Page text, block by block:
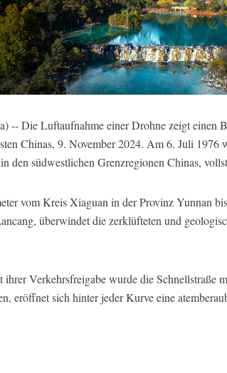
Die Luftaufnahme einer Drohne zeigt einen
Chinas, 9. November 2024. Am 6. Juli
den südwestlichen Grenzregionen Chinas,
vom Kreis Xiaguan in der Provinz Yunnan
überwindet die zerklüfteten und
ihrer Verkehrsfreigabe wurde die Schnellstraße
eröffnet sich hinter jeder Kurve eine